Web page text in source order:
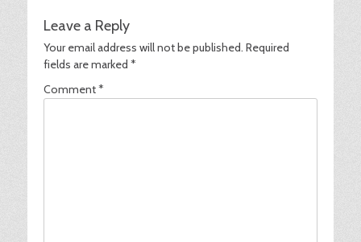
Leave a Reply
Your email address will not be published. Required
fields are marked *
Comment*